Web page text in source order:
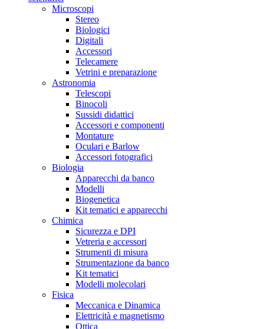
Microscopi
Stereo
Biologici
Digitali
Accessori
Telecamere
Vetrini e preparazione
Astronomia
Telescopi
Binocoli
Sussidi didattici
Accessori e componenti
Montature
Oculari e Barlow
Accessori fotografici
Biologia
Apparecchi da banco
Modelli
Biogenetica
Kit tematici e apparecchi
Chimica
Sicurezza e DPI
Vetreria e accessori
Strumenti di misura
Strumentazione da banco
Kit tematici
Modelli molecolari
Fisica
Meccanica e Dinamica
Elettricità e magnetismo
Ottica